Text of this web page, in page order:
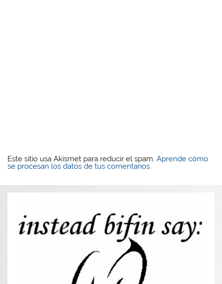
Este sitio usa Akismet para reducir el spam.Aprende cómo
se procesan los datos de tus comentarios.